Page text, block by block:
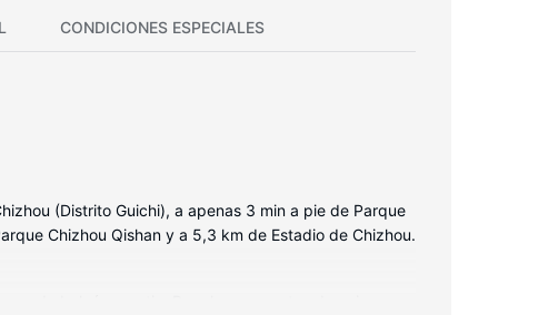
CONDICIONES ESPECIALES
(Distrito Guichi), a apenas 3 min a pie de Parque
Chizhou Qishan y a 5,3 km de Estadio de Chizhou.